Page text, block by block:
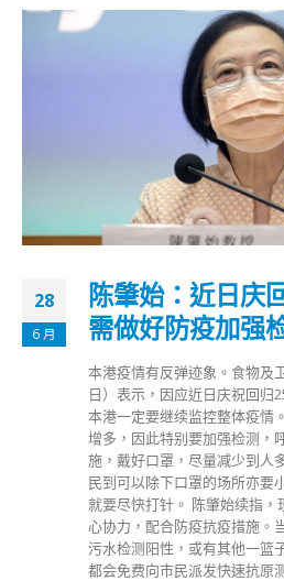
28
6 月
陈肇始：近日庆
需做好防疫加强
本港疫情有反弹迹象。食物及
日）表示，因应近日庆祝回归
本港一定要继续监控整体疫情
增多，因此特别要加强检测，
施，戴好口罩，尽量减少到人
民到可以除下口罩的场所亦要
就要尽快打针。 陈肇始续指
心协力，配合防疫抗疫措施。
污水检测阳性，或有其他一篮
都会免费向市民派发快速抗原